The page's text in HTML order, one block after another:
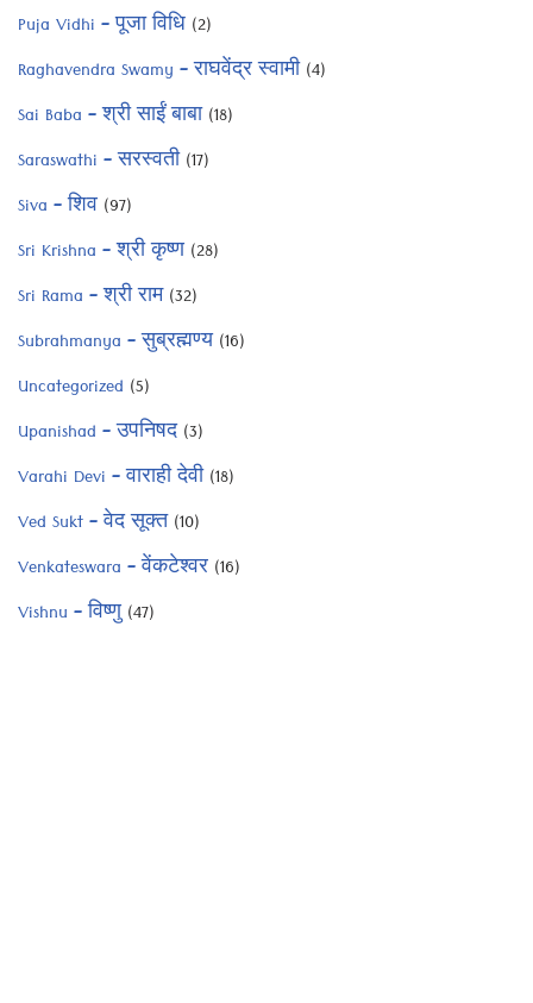
Puja Vidhi – पूजा विधि (2)
Raghavendra Swamy – राघवेंद्र स्वामी(4)
Sai Baba – श्री साईं बाबा(18)
Saraswathi – सरस्वती(17)
Siva – शिव (97)
Sri Krishna – श्री कृष्ण(28)
Sri Rama – श्री राम(32)
Subrahmanya – सुब्रह्मण्य(16)
Uncategorized (5)
Upanishad – उपनिषद(3)
Varahi Devi – वाराही देवी(18)
Ved Sukt – वेद सूक्त(10)
Venkateswara – वेंकटेश्वर (16)
Vishnu – विष्णु(47)